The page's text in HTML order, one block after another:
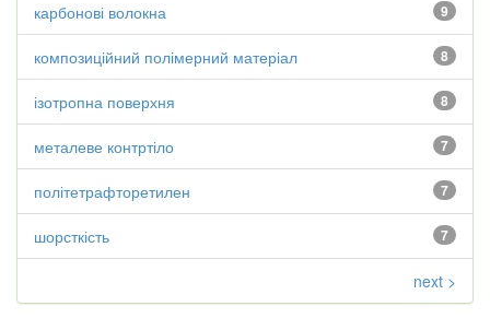
9
карбонові волокна
8
композиційний полімерний матеріал
8
ізотропна поверхня
7
металеве контртіло
7
політетрафторетилен
7
шорсткість
next >